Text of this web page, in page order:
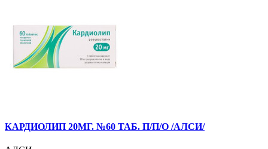
КАРДИОЛИП 20МГ. №60 ТАБ. П/П/О /АЛСИ/